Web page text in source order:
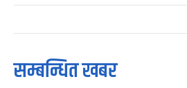
सम्बन्धित खबर